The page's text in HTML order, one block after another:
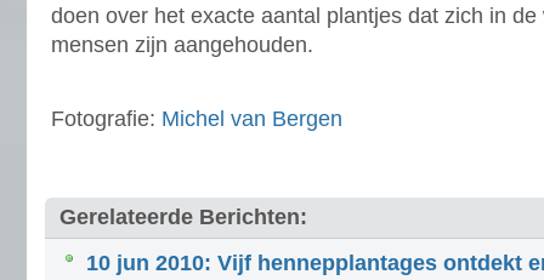
doen over het exacte aantal plantjes dat zich in
mensen zijn aangehouden.
Fotografie: Michel van Bergen
Gerelateerde Berichten:
10 jun 2010: Vijf hennepplantages ontdekt